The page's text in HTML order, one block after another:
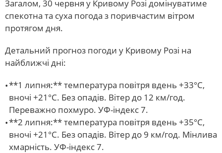
Загалом, 30 червня у Кривому Розі домінуватиме
спекотна та суха погода з поривчастим вітром
протягом дня.
Детальний прогноз погоди у Кривому Розі на
найближчі дні:
**1 липня:** температура повітря вдень +33°С,
вночі +21°С. Без опадів. Вітер до 12 км/год.
Переважно похмуро. УФ-індекс 7.
**2 липня:** температура повітря вдень +35°С,
вночі +21°С. Без опадів. Вітер до 9 км/год. Мінлива
хмарність. УФ-індекс 7.